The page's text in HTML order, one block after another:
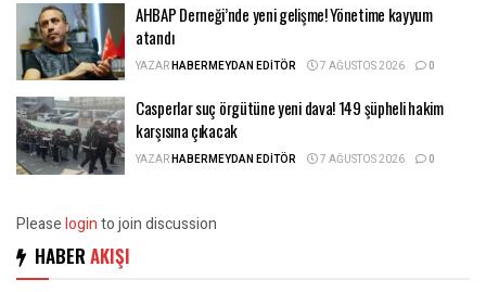
AHBAP Derneği’nde yeni gelişme! Yönetime kayyum
atandı
YAZARHABERMEYDAN EDITÖR 7 AĞUSTOS 2026 0
Casperlar suç örgütüne yeni dava! 149 şüpheli hakim
karşısına çıkacak
YAZARHABERMEYDAN EDITÖR 7 AĞUSTOS 2026 0
Pleaseloginto join discussion
HABER AKIŞI